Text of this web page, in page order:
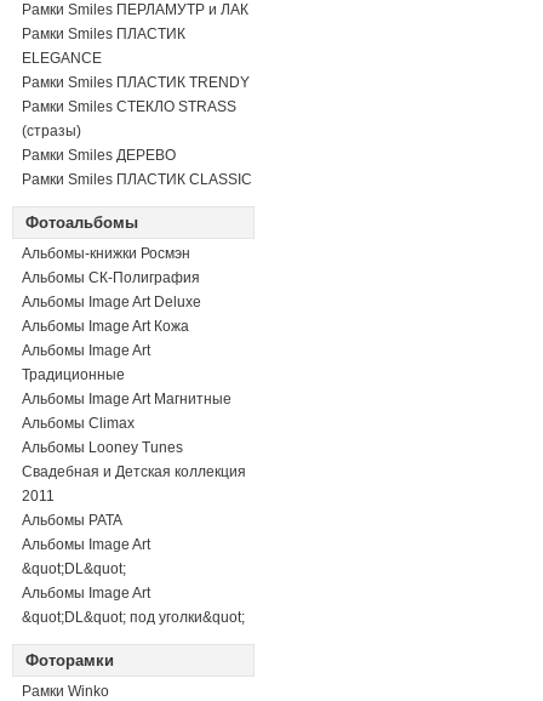
Рамки Smiles ПЕРЛАМУТР и ЛАК
Рамки Smiles ПЛАСТИК
ELEGANCE
Рамки Smiles ПЛАСТИК TRENDY
Рамки Smiles СТЕКЛО STRASS
(стразы)
Рамки Smiles ДЕРЕВО
Рамки Smiles ПЛАСТИК CLASSIC
Фотоальбомы
Альбомы-книжки Росмэн
Альбомы СК-Полиграфия
Альбомы Image Art Deluxe
Альбомы Image Art Кожа
Альбомы Image Art
Традиционные
Альбомы Image Art Магнитные
Альбомы Climax
Альбомы Looney Tunes
Свадебная и Детская коллекция
2011
Альбомы PATA
Альбомы Image Art
&quot;DL&quot;
Альбомы Image Art
&quot;DL&quot; под уголки&quot;
Фоторамки
Рамки Winko